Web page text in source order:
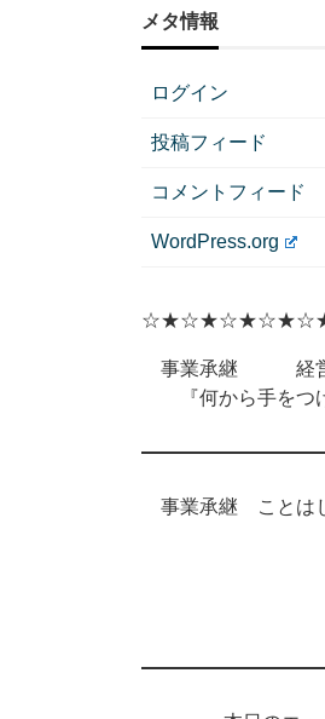
メタ情報
ログイン
投稿フィード
コメントフィード
WordPress.org
事業承継 経営問
『何から手をつけ
事業承継 ことは
日本経
中小企業
Ｍ＆Ａス